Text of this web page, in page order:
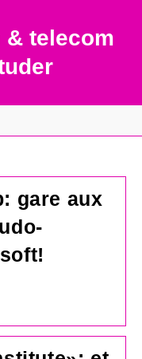
telecom
gare aux